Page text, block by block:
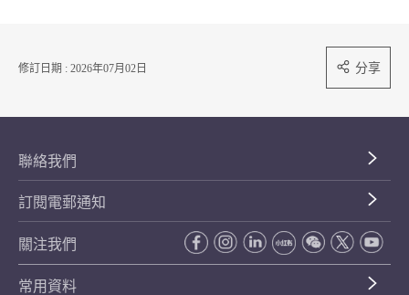
修訂日期 : 2026年07月02日 分享
聯絡我們
訂閱電郵通知
關注我們
常用資料